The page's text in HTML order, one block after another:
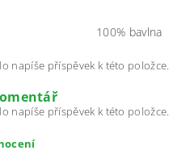
100% bavlna
napíše příspěvek k této položce.
napíše příspěvek k této položce.